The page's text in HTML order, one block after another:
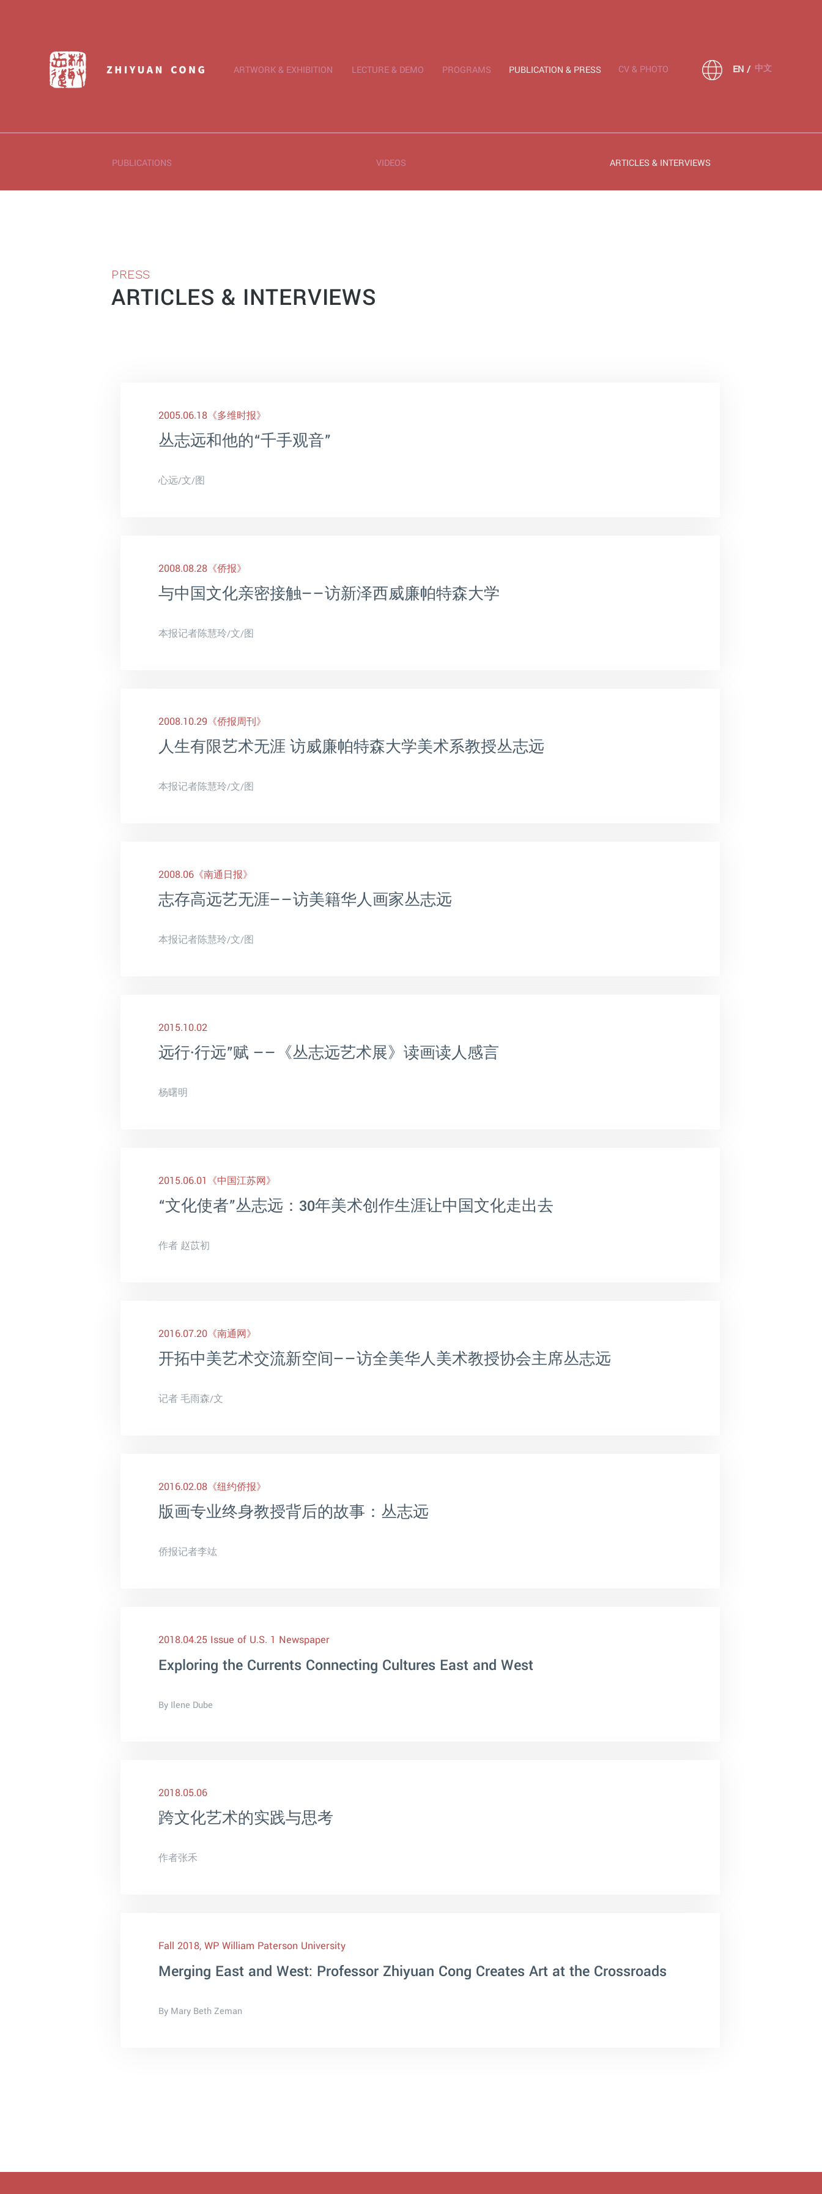
ARTWORK & EXHIBITION LECTURE & DEMO PROGRAMS PUBLICATION & PRESS CV & PHOTO EN / 中文
PUBLICATIONS VIDEOS ARTICLES & INTERVIEWS
PRESS
ARTICLES & INTERVIEWS
2005.06.18 《多维时报》
心远/文/图
丛志远和他的“千手观音”
2008.08.28 《侨报》
本报记者陈慧玲/文/图
与中国文化亲密接触——访新泽西威廉帕特森大学
2008.10.29 《侨报周刊》
本报记者陈慧玲/文/图
人生有限艺术无涯 访威廉帕特森大学美术系教授丛志远
2008.06 《南通日报》
本报记者陈慧玲/文/图
志存高远艺无涯——访美籍华人画家丛志远
2015.10.02
杨曙明
远行·行远”赋 ——《丛志远艺术展》读画读人感言
2015.06.01 《中国江苏网》
作者 赵苡初
“文化使者”丛志远：30年美术创作生涯让中国文化走出去
2016.07.20 《南通网》
记者 毛雨森/文
开拓中美艺术交流新空间——访全美华人美术教授协会主席丛志远
2016.02.08 《纽约侨报》
侨报记者李竑
版画专业终身教授背后的故事：丛志远
2018.04.25 Issue of U.S. 1 Newspaper
By Ilene Dube
Exploring the Currents Connecting Cultures East and West
2018.05.06
作者张禾
跨文化艺术的实践与思考
Fall 2018, WP William Paterson University
By Mary Beth Zeman
Merging East and West: Professor Zhiyuan Cong Creates Art at the Crossroads